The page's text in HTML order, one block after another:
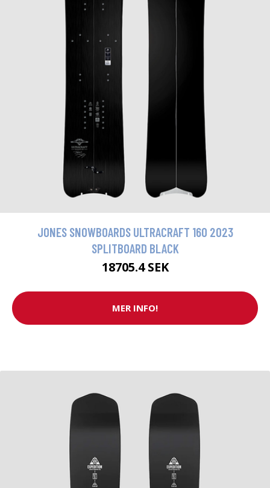
JONES SNOWBOARDS ULTRACRAFT 160 2023
SPLITBOARD BLACK
18705.4 SEK
MER INFO!